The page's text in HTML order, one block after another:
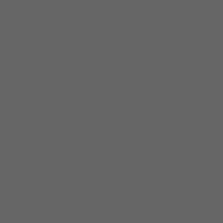
sollecitazioni o
sono illegali
nei confronti di
come tali. Di
restrizioni deve
dell'U.S. Securities
Stati Uniti,